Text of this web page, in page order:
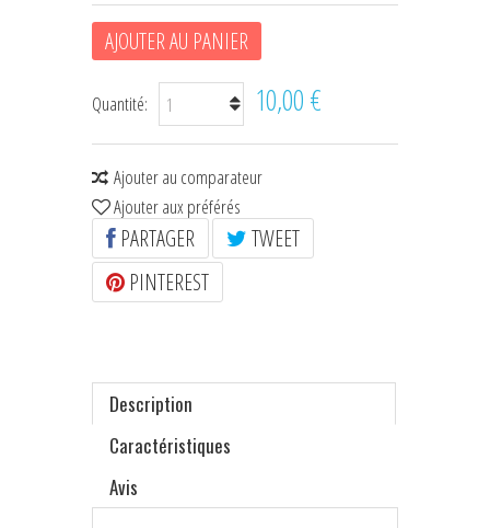
AJOUTER AU PANIER
Quantité: 10,00 €
Ajouter au comparateur
Ajouter aux préférés
PARTAGER
TWEET
PINTEREST
Description
Caractéristiques
Avis